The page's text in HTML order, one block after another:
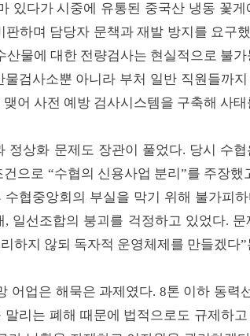
있다가 시중에 유통된 중국산 냉동 꽃
판하며 담당자 문책과 재발 방지를 요구
산물에 대한 전량검사는 현실적으로 불
물검사소뿐 아니라 부처 일반 직원들까
어 사전 예방 검사시스템을 구축해 사
정상화 문제도 장관이 풀었다. 당시 수
으로 “수협의 신용사업 분리”를 주장
수협중앙회의 부실을 막기 위해 불가피
, 일선조합의 붕괴를 걱정하고 있었다.
하지 않되 독자적 운영체제를 만들겠다
어업은 해묵은 과제였다. 8톤 이하 동력
말리는 폐해 때문에 법적으로도 규제하